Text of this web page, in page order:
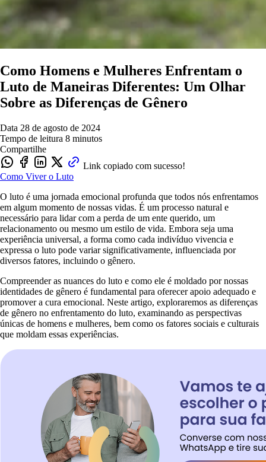
Como Homens e Mulheres Enfrentam o
Luto de Maneiras Diferentes: Um Olhar
Sobre as Diferenças de Gênero
Data 28 de agosto de 2024
Tempo de leitura 8 minutos
Compartilhe
Link copiado com sucesso!
Como Viver o Luto
O luto é uma jornada emocional profunda que todos nós enfrentamos
em algum momento de nossas vidas. É um processo natural e
necessário para lidar com a perda de um ente querido, um
relacionamento ou mesmo um estilo de vida. Embora seja uma
experiência universal, a forma como cada indivíduo vivencia e
expressa o luto pode variar significativamente, influenciada por
diversos fatores, incluindo o gênero.
Compreender as nuances do luto e como ele é moldado por nossas
identidades de gênero é fundamental para oferecer apoio adequado e
promover a cura emocional. Neste artigo, exploraremos as diferenças
de gênero no enfrentamento do luto, examinando as perspectivas
únicas de homens e mulheres, bem como os fatores sociais e culturais
que moldam essas experiências.